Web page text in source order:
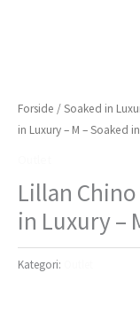
Forside /Soaked in
in Luxury – M – Soaked
Lillan
in Luxury –
Kategori: